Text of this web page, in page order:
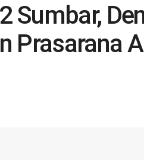
Sumbar,
Prasarana